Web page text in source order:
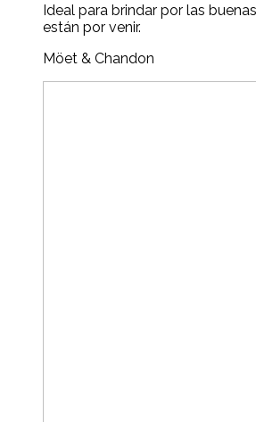
Ideal para brindar por las
están por venir.
Möet & Chandon